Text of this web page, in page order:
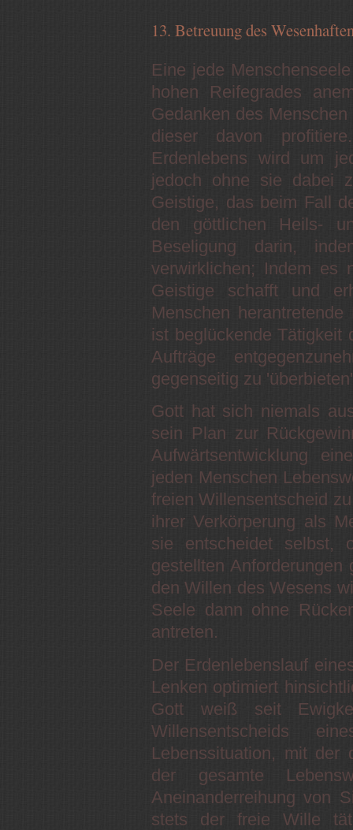
13. Betreuung des
Eine jede
hohen Reifegrades
Gedanken des
dieser davon
Erdenlebens wird um
jedoch ohne sie dabei
Geistige, das beim Fall
den göttlichen Heils-
Beseligung darin,
verwirklichen; Indem es
Geistige schafft und
Menschen
ist beglückende Tätigkeit
Aufträge
gegenseitig zu
Gott hat sich niemals
sein Plan zur
Aufwärtsentwicklung
jeden Menschen
freien Willensentscheid
ihrer Verkörperung als
sie entscheidet
gestellten
den Willen des Wesens
Seele dann ohne
antreten.
Der Erdenlebenslauf
Lenken optimiert
Gott weiß seit
Willensentscheids
Lebenssituation, mit der
der gesamte
Aneinanderreihung von
stets der freie Wille